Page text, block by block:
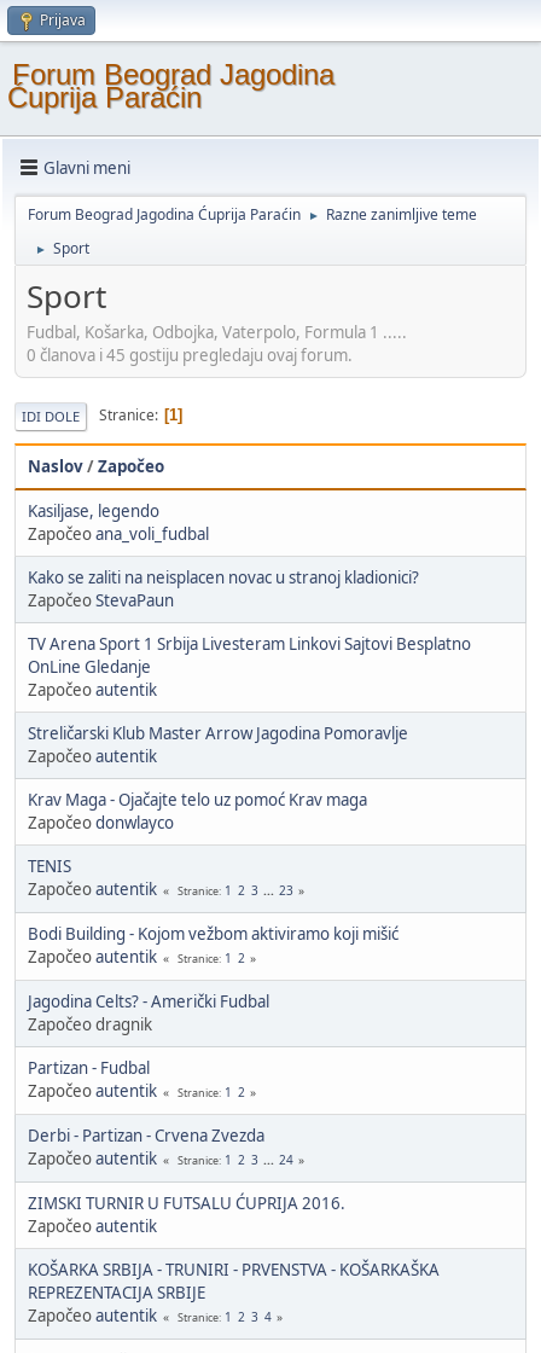
Prijava
Forum Beograd Jagodina
Ćuprija Paraćin
Glavni meni
Forum Beograd Jagodina Ćuprija Paraćin ► Razne zanimljive teme
► Sport
Sport
Fudbal, Košarka, Odbojka, Vaterpolo, Formula 1 .....
0 članova i 45 gostiju pregledaju ovaj forum.
IDI DOLE Stranice 1
Naslov/Započeo
Kasiljase, legendo
Započeoana_voli_fudbal
Kako se zaliti na neisplacen novac u stranoj kladionici?
ZapočeoStevaPaun
TV Arena Sport 1 Srbija Livesteram Linkovi Sajtovi Besplatno
OnLine Gledanje
Započeoautentik
Streličarski Klub Master Arrow Jagodina Pomoravlje
Započeoautentik
Krav Maga - Ojačajte telo uz pomoć Krav maga
Započeodonwlayco
TENIS
Započeoautentik Stranice 1 2 3 ... 23
Bodi Building - Kojom vežbom aktiviramo koji mišić
Započeoautentik Stranice 1 2
Jagodina Celts? - Američki Fudbal
Započeo dragnik
Partizan - Fudbal
Započeoautentik Stranice 1 2
Derbi - Partizan - Crvena Zvezda
Započeoautentik Stranice 1 2 3 ... 24
ZIMSKI TURNIR U FUTSALU ĆUPRIJA 2016.
Započeoautentik
KOŠARKA SRBIJA - TRUNIRI - PRVENSTVA - KOŠARKAŠKA
REPREZENTACIJA SRBIJE
Započeoautentik Stranice 1 2 3 4